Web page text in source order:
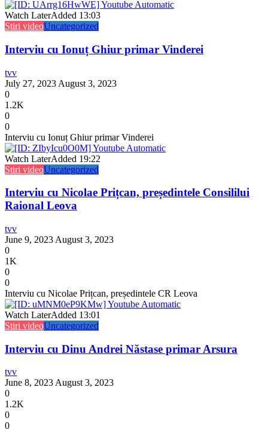
Watch LaterAdded 13:03
Stiri videoUncategorized
Interviu cu Ionuț Ghiur primar Vinderei
tvv
July 27, 2023 August 3, 2023
0
1.2K
0
0
Interviu cu Ionuț Ghiur primar Vinderei
Watch LaterAdded 19:22
Stiri videoUncategorized
Interviu cu Nicolae Prițcan, președintele Consililui
Raional Leova
tvv
June 9, 2023 August 3, 2023
0
1K
0
0
Interviu cu Nicolae Prițcan, președintele CR Leova
Watch LaterAdded 13:01
Stiri videoUncategorized
Interviu cu Dinu Andrei Năstase primar Arsura
tvv
June 8, 2023August 3, 2023
0
1.2K
0
0